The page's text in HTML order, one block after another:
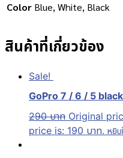
Color Blue, White, Black
สินค้าที่เกี่ยวข้อง
Sale!
GoPro 7 / 6 / 5
290บาท Original
price is: 190 บาท. หยิบ